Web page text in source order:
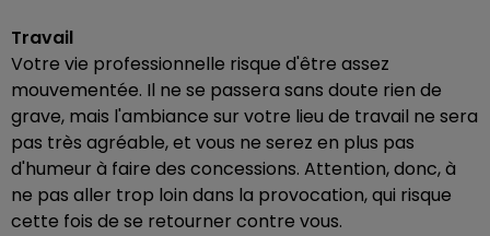
Travail
Votre vie professionnelle risque d'être assez
mouvementée. Il ne se passera sans doute rien de
grave, mais l'ambiance sur votre lieu de travail ne sera
pas très agréable, et vous ne serez en plus pas
d'humeur à faire des concessions. Attention, donc, à
ne pas aller trop loin dans la provocation, qui risque
cette fois de se retourner contre vous.